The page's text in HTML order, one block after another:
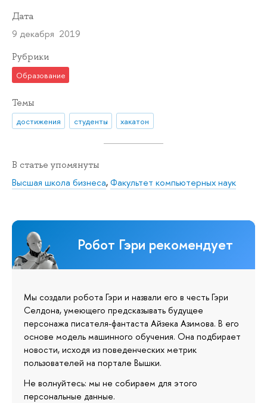
Дата
9 декабря 2019
Рубрики
Образование
Темы
достижения студенты хакатон
В статье упомянуты
Высшая школа бизнеса,Факультет компьютерных наук
Робот Гэри рекомендует
Мы создали робота Гэри и назвали его в честь Гэри
Селдона, умеющего предсказывать будущее
персонажа писателя-фантаста Айзека Азимова. В его
основе модель машинного обучения. Она подбирает
новости, исходя из поведенческих метрик
пользователей на портале Вышки.
Не волнуйтесь: мы не собираем для этого
персональные данные.